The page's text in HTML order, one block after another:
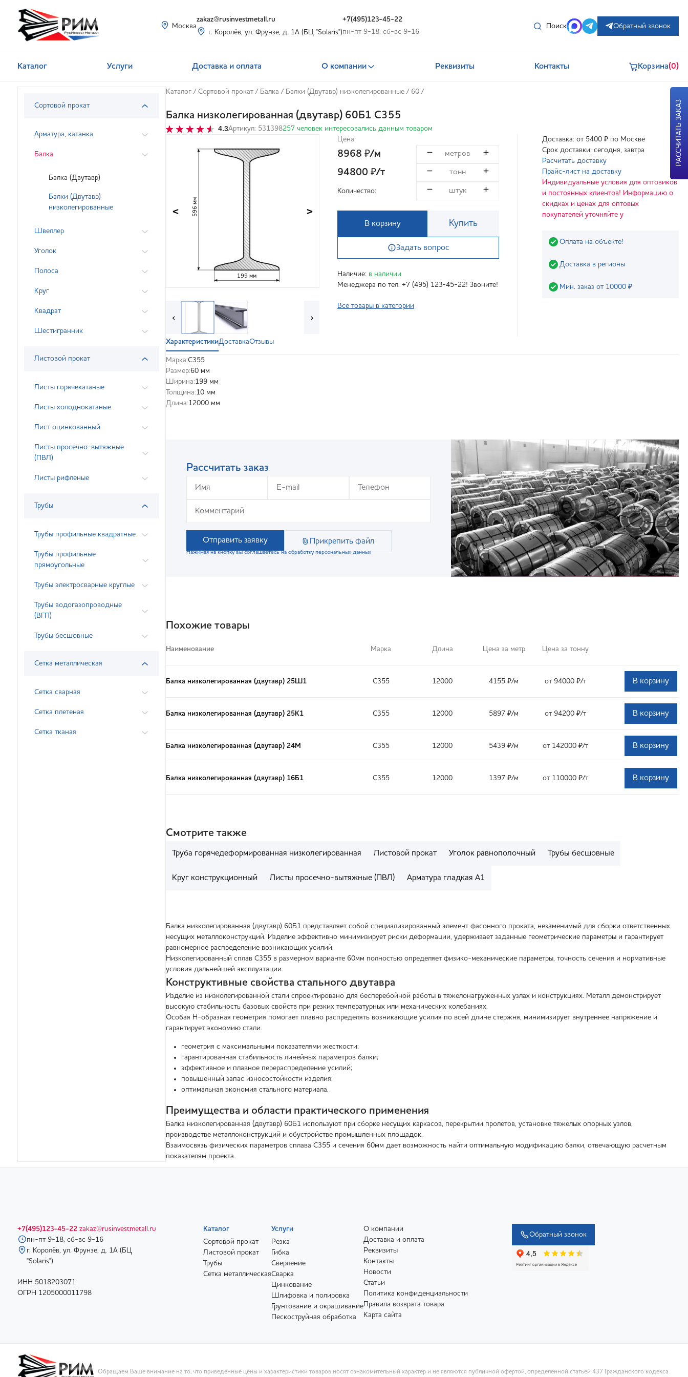
Москва
zakaz@rusinvestmetall.ru
г. Королёв, ул. Фрунзе, д. 1А (БЦ "Solaris")
+7(495)123-45-22
пн-пт 9-18, сб-вс 9-16
Поиск Обратный звонок
Каталог Услуги Доставка и оплата О компании Реквизиты Контакты Корзина(0)
Сортовой прокат
Арматура, катанка
Балка
Балка (Двутавр)
Балки (Двутавр)
низколегированные
Швеллер
Уголок
Полоса
Круг
Квадрат
Шестигранник
Листовой прокат
Листы горячекатаные
Листы холоднокатаные
Лист оцинкованный
Листы просечно-вытяжные
(ПВЛ)
Листы рифленые
Трубы
Трубы профильные квадратные
Трубы профильные
прямоугольные
Трубы электросварные круглые
Трубы водогазопроводные
(ВГП)
Трубы бесшовные
Сетка металлическая
Сетка сварная
Сетка плетеная
Сетка тканая
Каталог / Сортовой прокат / Балка / Балки (Двутавр) низколегированные / 60 /
Балка низколегированная (двутавр) 60Б1 С355
4.3Артикул: 531398257 человек интересовались данным товаром
199 мм
596 мм
< >
‹ ›
Цена
8968 ₽/м
94800 ₽/т
Количество:
В корзину Купить
Задать вопрос
Наличие: в наличии
Менеджера по тел. +7 (495) 123-45-22! Звоните!
Все товары в категории
Доставка: от 5400 ₽ по Москве
Срок доставки: сегодня, завтра
Расчитать доставку
Прайс-лист на доставку
Индивидуальные условия для оптовиков
и постоянных клиентов! Информацию о
скидках и ценах для оптовых
покупателей уточняйте у
Оплата на объекте!
Доставка в регионы
Мин. заказ от 10000 ₽
ХарактеристикиДоставкаОтзывы
Марка:С355
Размер:60 мм
Ширина:199 мм
Толщина:10 мм
Длина:12000 мм
Рассчитать заказ
Отправить заявку Прикрепить файл
Нажимая на кнопку вы соглашаетесь на обработку персональных данных
Похожие товары
Наименование Марка Длина Цена за метр Цена за тонну
Балка низколегированная (двутавр) 25Ш1 С355 12000 4155 ₽/м от 94000 ₽/т В корзину
Балка низколегированная (двутавр) 25К1 С355 12000 5897 ₽/м от 94200 ₽/т В корзину
Балка низколегированная (двутавр) 24М С355 12000 5439 ₽/м от 142000 ₽/т В корзину
Балка низколегированная (двутавр) 16Б1 С355 12000 1397 ₽/м от 110000 ₽/т В корзину
Смотрите также
Труба горячедеформированная низколегированная Листовой прокат Уголок равнополочный Трубы бесшовные
Круг конструкционный Листы просечно-вытяжные (ПВЛ) Арматура гладкая А1
Балка низколегированная (двутавр) 60Б1 представляет собой специализированный элемент фасонного проката, незаменимый для сборки ответственных
несущих металлоконструкций. Изделие эффективно минимизирует риски деформации, удерживает заданные геометрические параметры и гарантирует
равномерное распределение возникающих усилий.
Низколегированный сплав С355 в размерном варианте 60мм полностью определяет физико-механические параметры, точность сечения и нормативные
условия дальнейшей эксплуатации.
Конструктивные свойства стального двутавра
Изделие из низколегированной стали спроектировано для бесперебойной работы в тяжелонагруженных узлах и конструкциях. Металл демонстрирует
высокую стабильность базовых свойств при резких температурных или механических колебаниях.
Особая Н-образная геометрия помогает плавно распределять возникающие усилия по всей длине стержня, минимизирует внутреннее напряжение и
гарантирует экономию стали.
геометрия с максимальными показателями жесткости;
гарантированная стабильность линейных параметров балки;
эффективное и плавное перераспределение усилий;
повышенный запас износостойкости изделия;
оптимальная экономия стального материала.
Преимущества и области практического применения
Балка низколегированная (двутавр) 60Б1 используют при сборке несущих каркасов, перекрытии пролетов, установке тяжелых опорных узлов,
производстве металлоконструкций и обустройстве промышленных площадок.
Взаимосвязь физических параметров сплава С355 и сечения 60мм дает возможность найти оптимальную модификацию балки, отвечающую расчетным
показателям проекта.
+7(495)123-45-22 zakaz@rusinvestmetall.ru
пн-пт 9-18, сб-вс 9-16
г. Королёв, ул. Фрунзе, д. 1А (БЦ
"Solaris")
ИНН 5018203071
ОГРН 1205000011798
Каталог
Сортовой прокат
Листовой прокат
Трубы
Сетка металлическая
Услуги
Резка
Гибка
Сверление
Сварка
Цинкование
Шлифовка и полировка
Грунтование и окрашивание
Пескоструйная обработка
О компании
Доставка и оплата
Реквизиты
Контакты
Новости
Статьи
Политика конфиденциальности
Правила возврата товара
Карта сайта
Обратный звонок
Обращаем Ваше внимание на то, что приведённые цены и характеристики товаров носят ознакомительный характер и не являются публичной офертой, определённой статьёй 437 Гражданского кодекса
РАССЧИТАТЬ ЗАКАЗ